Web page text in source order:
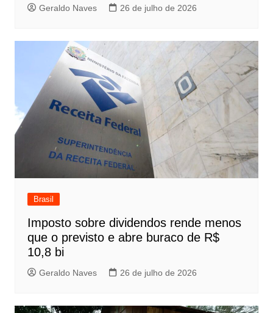
Geraldo Naves 26 de julho de 2026
Brasil
Imposto sobre dividendos rende menos
que o previsto e abre buraco de R$
10,8 bi
Geraldo Naves 26 de julho de 2026